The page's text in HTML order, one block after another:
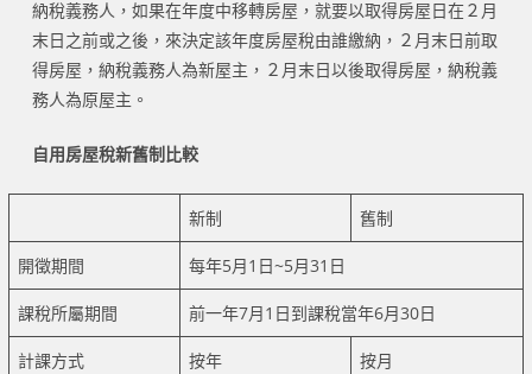
納稅義務人，如果在年度中移轉房屋，就要以取得房屋日在２月
末日之前或之後，來決定該年度房屋稅由誰繳納，２月末日前取
得房屋，納稅義務人為新屋主，２月末日以後取得房屋，納稅義
務人為原屋主。
自用房屋稅新舊制比較
新制 舊制
開徵期間 每年5月1日~5月31日
課稅所屬期間 前一年7月1日到課稅當年6月30日
計課方式 按年 按月